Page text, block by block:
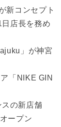
新コンセプト
店長を務め
」が神宮
「NIKE GIN
の新店舗
ープン